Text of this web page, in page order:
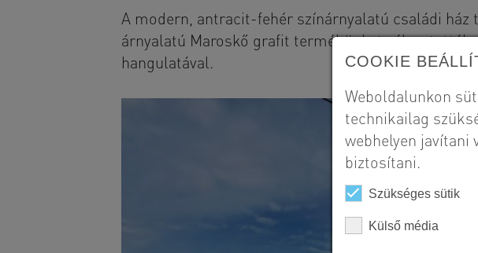
A modern, antracit-fehér színárnyalatú családi
árnyalatú Maroskő grafit termékünket
hangulatával.
COOKIE
Weboldalunkon
technikailag
webhelyen javítani
biztosítani.
Szükséges sütik
Külső média